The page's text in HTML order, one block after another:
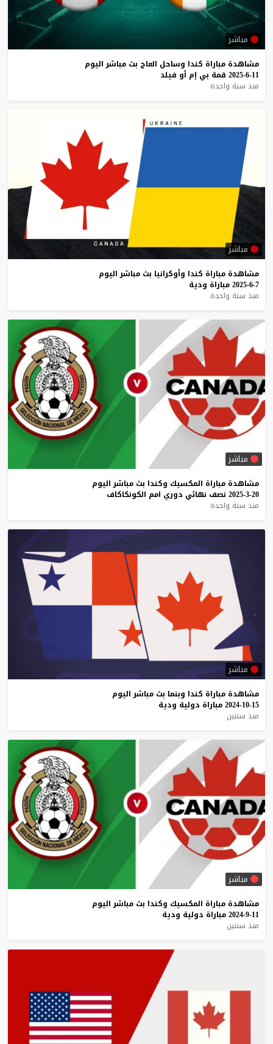
مباشر
مشاهدة مباراة كندا وساحل العاج بث مباشر اليوم
11-6-2025
قمة بي إم أو فيلد
منذ سنة واحدة
مباشر
مشاهدة مباراة كندا وأوكرانيا بث مباشر اليوم
7-6-2025
مباراة ودية
منذ سنة واحدة
مباشر
مشاهدة مباراة المكسيك وكندا بث مباشر اليوم
20-3-2025
نصف نهائي دوري امم الكونكاكاف
منذ سنة واحدة
مباشر
مشاهدة مباراة كندا وبنما بث مباشر اليوم
15-10-2024
مباراة دولية ودية
منذ سنتين
مباشر
مشاهدة مباراة المكسيك وكندا بث مباشر اليوم
11-9-2024
مباراة دولية ودية
منذ سنتين